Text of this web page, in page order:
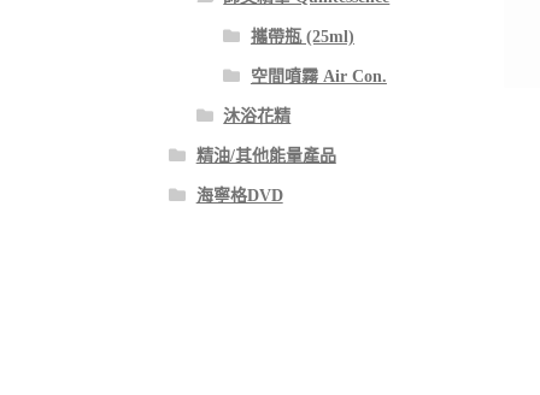
攜帶瓶 (25ml)
空間噴霧 Air Con.
沐浴花精
精油/其他能量產品
海寧格DVD